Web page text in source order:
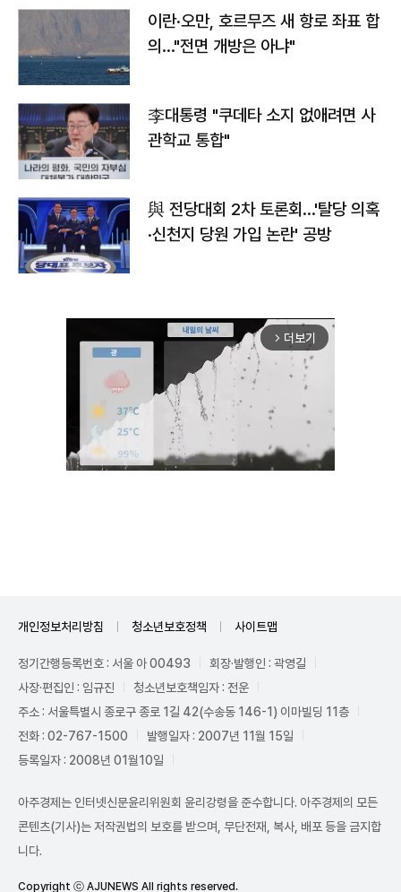
이란·오만, 호르무즈 새 항로 좌표 합
의…"전면 개방은 아냐"
李대통령 "쿠데타 소지 없애려면 사
관학교 통합"
與 전당대회 2차 토론회…'탈당 의혹
·신천지 당원 가입 논란' 공방
arrow_forward_ios 더보기
개인정보처리방침 청소년보호정책 사이트맵
정기간행등록번호 : 서울 아 00493
회장·발행인 : 곽영길
사장·편집인 : 임규진
청소년보호책임자 : 전운
주소 : 서울특별시 종로구 종로 1길 42(수송동 146-1) 이마빌딩 11층
전화 : 02-767-1500
발행일자 : 2007년 11월 15일
등록일자 : 2008년 01월10일
아주경제는 인터넷신문윤리위원회 윤리강령을 준수합니다. 아주경제의 모든
콘텐츠(기사)는 저작권법의 보호를 받으며, 무단전재, 복사, 배포 등을 금지합
니다.
Copyright ⓒ AJUNEWS All rights reserved.